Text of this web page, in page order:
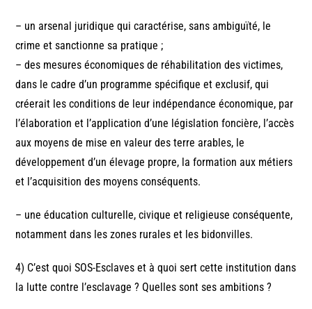
– un arsenal juridique qui caractérise, sans ambiguïté, le
crime et sanctionne sa pratique ;
– des mesures économiques de réhabilitation des victimes,
dans le cadre d’un programme spécifique et exclusif, qui
créerait les conditions de leur indépendance économique, par
l’élaboration et l’application d’une législation foncière, l’accès
aux moyens de mise en valeur des terre arables, le
développement d’un élevage propre, la formation aux métiers
et l’acquisition des moyens conséquents.
– une éducation culturelle, civique et religieuse conséquente,
notamment dans les zones rurales et les bidonvilles.
4) C’est quoi SOS-Esclaves et à quoi sert cette institution dans
la lutte contre l’esclavage ? Quelles sont ses ambitions ?